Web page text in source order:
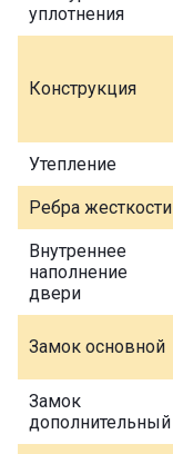
уплотнения
Конструкция
Утепление
Ребра жесткости
Внутреннее
наполнение
двери
Замок основной
Замок
дополнительный